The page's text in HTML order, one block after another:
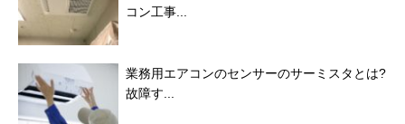
コン工事...
業務用エアコンのセンサーのサーミスタとは?
故障す...